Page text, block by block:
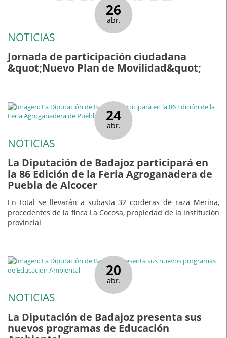
26
abr.
NOTICIAS
Jornada de participación ciudadana
&quot;Nuevo Plan de Movilidad&quot;
24
abr.
NOTICIAS
La Diputación de Badajoz participará en
la 86 Edición de la Feria Agroganadera de
Puebla de Alcocer
En total se llevarán a subasta 32 corderas de raza Merina,
procedentes de la finca La Cocosa, propiedad de la institución
provincial
20
abr.
NOTICIAS
La Diputación de Badajoz presenta sus
nuevos programas de Educación